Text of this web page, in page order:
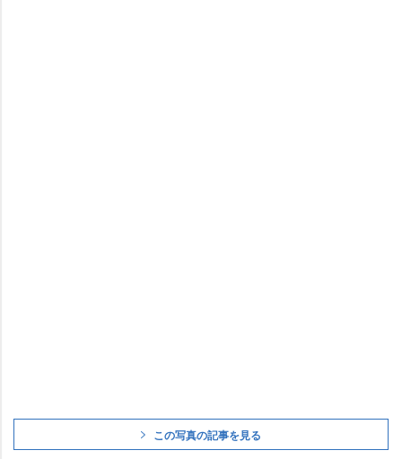
この写真の記事を見る